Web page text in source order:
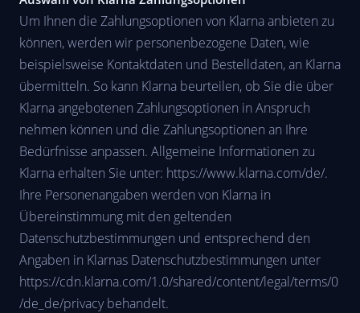
Um Ihnen die Zahlungsoptionen von Klarna anbieten zu
können, werden wir personenbezogene Daten, wie
beispielsweise Kontaktdaten und Bestelldaten, an Klarna
übermitteln. So kann Klarna beurteilen, ob Sie die über
Klarna angebotenen Zahlungsoptionen in Anspruch
nehmen können und die Zahlungsoptionen an Ihre
Bedürfnisse anpassen. Allgemeine Informationen zu
Klarna erhalten Sie unter: https://www.klarna.com/de/.
Ihre Personenangaben werden von Klarna in
Übereinstimmung mit den geltenden
Datenschutzbestimmungen und entsprechend den
Angaben in Klarnas Datenschutzbestimmungen unter
https://cdn.klarna.com/1.0/shared/content/legal/terms/0
/de_de/privacy behandelt.